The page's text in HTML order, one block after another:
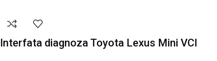
Interfata diagnoza Toyota Lexus Mini VCI